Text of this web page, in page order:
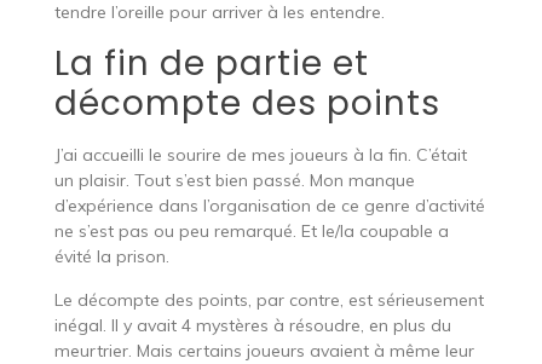
tendre l’oreille pour arriver à les entendre.
La fin de partie et
décompte des points
J’ai accueilli le sourire de mes joueurs à la fin. C’était
un plaisir. Tout s’est bien passé. Mon manque
d’expérience dans l’organisation de ce genre d’activité
ne s’est pas ou peu remarqué. Et le/la coupable a
évité la prison.
Le décompte des points, par contre, est sérieusement
inégal. Il y avait 4 mystères à résoudre, en plus du
meurtrier. Mais certains joueurs avaient à même leur